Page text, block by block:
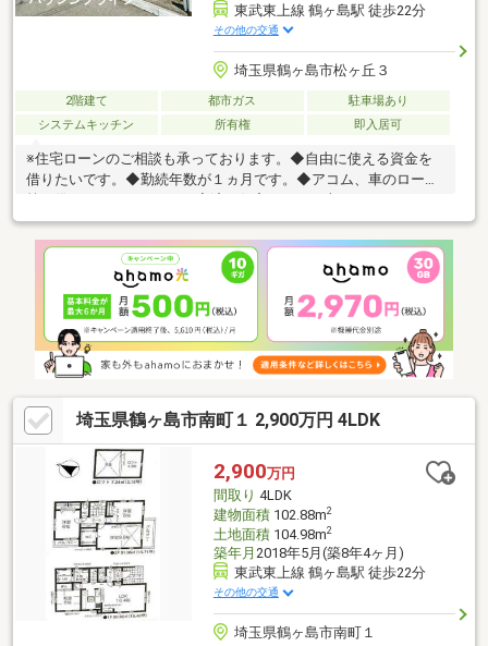
東武東上線 鶴ヶ島駅 徒歩22分
その他の交通
埼玉県鶴ヶ島市松ヶ丘３
2階建て 都市ガス
駐車場あり
システムキッチン
所有権 即入居可
※住宅ローンのご相談も承っております。◆自由に使える資金を
借りたいです。◆勤続年数が１ヵ月です。◆アコム、車のローン
◆他の不動産会社でローンが通りませんでした。◆住み替えで家
を買いたいのですが、どうすれば良いですか。→AIを駆使した査
定書を即日にお渡し致します。約１ヵ月でお住替えができます。
お気軽に、お声掛け下さいませ。
埼玉県鶴ヶ島市南町１ 2,900万円 4LDK
2,900万円
間取り 4LDK
建物面積102.88m2
土地面積104.98m2
築年月 2018年5月(築8年4ヶ月)
東武東上線 鶴ヶ島駅 徒歩22分
その他の交通
埼玉県鶴ヶ島市南町１